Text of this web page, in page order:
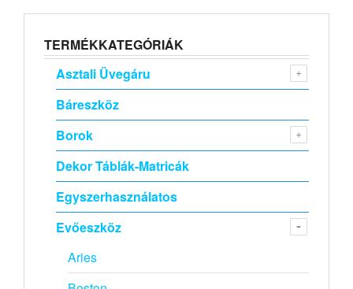
TERMÉKKATEGÓRIÁK
Asztali Üvegáru
Báreszköz
Borok
Dekor Táblák-Matricák
Egyszerhasználatos
Evőeszköz
Aries